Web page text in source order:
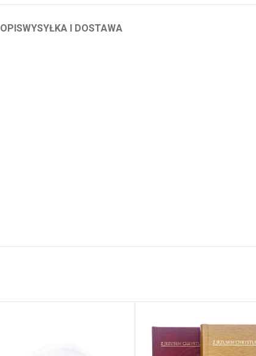
OPISWYSYŁKA I DOSTAWA